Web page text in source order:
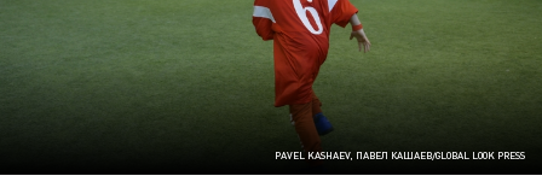
PAVEL KASHAEV, ПАВЕЛ КАШАЕВ/GLOBAL LOOK PRESS